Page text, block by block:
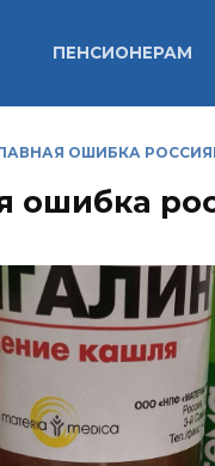
ПЕНСИОНЕРАМ
ОШИБКА
ошибка